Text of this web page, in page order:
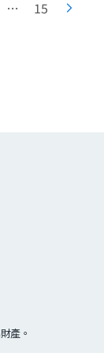
… 15 다음
產。